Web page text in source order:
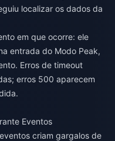
localizar os dados da
em que ocorre: ele
entrada do Modo Peak,
Erros de timeout
erros 500 aparecem
Eventos
criam gargalos de